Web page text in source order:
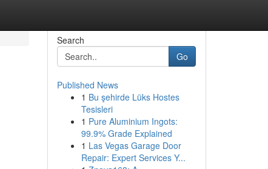
Search
Go
Published News
1 Bu şehirde Lüks Hostes
Tesisleri
1 Pure Aluminium Ingots:
99.9% Grade Explained
1 Las Vegas Garage Door
Repair: Expert Services Y...